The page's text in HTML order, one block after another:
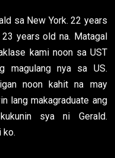
sa New York. 22 years
years old na. Matagal
kami noon sa UST
magulang nya sa US.
noon kahit na may
lang makagraduate ang
sya ni Gerald.
ko.